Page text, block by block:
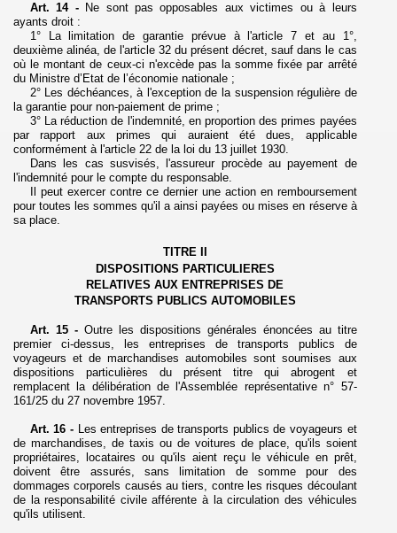
Art. 14 -Ne sont pas opposables aux victimes ou à leurs
ayants droit :
1° La limitation de garantie prévue à l'article 7 et au 1°,
deuxième alinéa, de l'article 32 du présent décret, sauf dans le cas
où le montant de ceux-ci n'excède pas la somme fixée par arrêté
du Ministre d’Etat de l’économie nationale ;
2° Les déchéances, à l'exception de la suspension régulière de
la garantie pour non-paiement de prime ;
3° La réduction de l'indemnité, en proportion des primes payées
par rapport aux primes qui auraient été dues, applicable
conformément à l'article 22 de la loi du 13 juillet 1930.
Dans les cas susvisés, l'assureur procède au payement de
l'indemnité pour le compte du responsable.
Il peut exercer contre ce dernier une action en remboursement
pour toutes les sommes qu'il a ainsi payées ou mises en réserve à
sa place.
TITRE II
DISPOSITIONS PARTICULIERES
RELATIVES AUX ENTREPRISES DE
TRANSPORTS PUBLICS AUTOMOBILES
Art. 15 -Outre les dispositions générales énoncées au titre
premier ci-dessus, les entreprises de transports publics de
voyageurs et de marchandises automobiles sont soumises aux
dispositions particulières du présent titre qui abrogent et
remplacent la délibération de l'Assemblée représentative n° 57-
161/25 du 27 novembre 1957.
Art. 16 - Les entreprises de transports publics de voyageurs et
de marchandises, de taxis ou de voitures de place, qu'ils soient
propriétaires, locataires ou qu'ils aient reçu le véhicule en prêt,
doivent être assurés, sans limitation de somme pour des
dommages corporels causés au tiers, contre les risques découlant
de la responsabilité civile afférente à la circulation des véhicules
qu'ils utilisent.